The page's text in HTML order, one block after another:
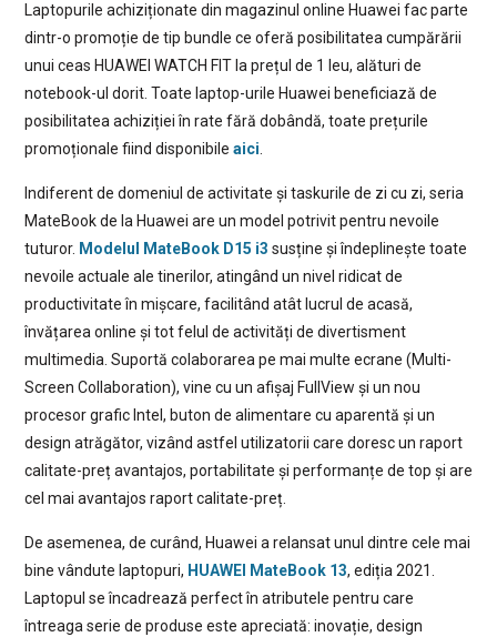
Laptopurile achiziționate din magazinul online Huawei fac parte
dintr-o promoție de tip bundle ce oferă posibilitatea cumpărării
unui ceas HUAWEI WATCH FIT la prețul de 1 leu, alături de
notebook-ul dorit. Toate laptop-urile Huawei beneficiază de
posibilitatea achiziției în rate fără dobândă, toate prețurile
promoționale fiind disponibile aici.
Indiferent de domeniul de activitate și taskurile de zi cu zi, seria
MateBook de la Huawei are un model potrivit pentru nevoile
tuturor. Modelul MateBook D15 i3 susține și îndeplinește toate
nevoile actuale ale tinerilor, atingând un nivel ridicat de
productivitate în mișcare, facilitând atât lucrul de acasă,
învățarea online și tot felul de activități de divertisment
multimedia. Suportă colaborarea pe mai multe ecrane (Multi-
Screen Collaboration), vine cu un afișaj FullView și un nou
procesor grafic Intel, buton de alimentare cu aparentă și un
design atrăgător, vizând astfel utilizatorii care doresc un raport
calitate-preț avantajos, portabilitate și performanțe de top și are
cel mai avantajos raport calitate-preț.
De asemenea, de curând, Huawei a relansat unul dintre cele mai
bine vândute laptopuri, HUAWEI MateBook 13, ediția 2021.
Laptopul se încadrează perfect în atributele pentru care
întreaga serie de produse este apreciată: inovație, design